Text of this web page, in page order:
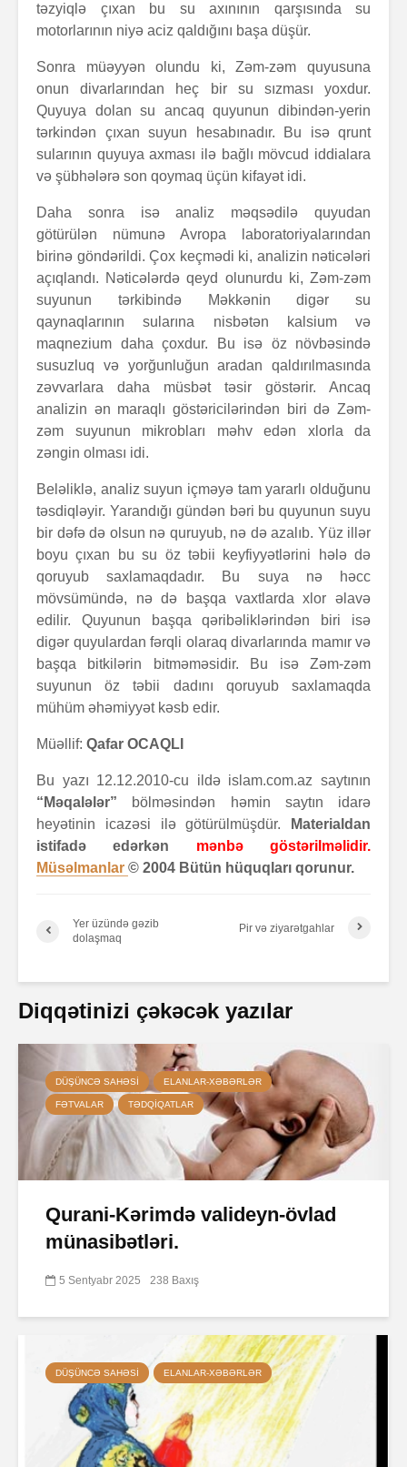
təzyiqlə çıxan bu su axınının qarşısında su
motorlarının niyə aciz qaldığını başa düşür.
Sonra müəyyən olundu ki, Zəm-zəm quyusuna
onun divarlarından heç bir su sızması yoxdur.
Quyuya dolan su ancaq quyunun dibindən-yerin
tərkindən çıxan suyun hesabınadır. Bu isə qrunt
sularının quyuya axması ilə bağlı mövcud iddialara
və şübhələrə son qoymaq üçün kifayət idi.
Daha sonra isə analiz məqsədilə quyudan
götürülən nümunə Avropa laboratoriyalarından
birinə göndərildi. Çox keçmədi ki, analizin nəticələri
açıqlandı. Nəticələrdə qeyd olunurdu ki, Zəm-zəm
suyunun tərkibində Məkkənin digər su
qaynaqlarının sularına nisbətən kalsium və
maqnezium daha çoxdur. Bu isə öz növbəsində
susuzluq və yorğunluğun aradan qaldırılmasında
zəvvarlara daha müsbət təsir göstərir. Ancaq
analizin ən maraqlı göstəricilərindən biri də Zəm-
zəm suyunun mikrobları məhv edən xlorla da
zəngin olması idi.
Beləliklə, analiz suyun içməyə tam yararlı olduğunu
təsdiqləyir. Yarandığı gündən bəri bu quyunun suyu
bir dəfə də olsun nə quruyub, nə də azalıb. Yüz illər
boyu çıxan bu su öz təbii keyfiyyətlərini hələ də
qoruyub saxlamaqdadır. Bu suya nə həcc
mövsümündə, nə də başqa vaxtlarda xlor əlavə
edilir. Quyunun başqa qəribəliklərindən biri isə
digər quyulardan fərqli olaraq divarlarında mamır və
başqa bitkilərin bitməməsidir. Bu isə Zəm-zəm
suyunun öz təbii dadını qoruyub saxlamaqda
mühüm əhəmiyyət kəsb edir.
Müəllif: Qafar OCAQLI
Bu yazı 12.12.2010-cu ildə islam.com.az saytının
“Məqalələr” bölməsindən həmin saytın idarə
heyətinin icazəsi ilə götürülmüşdür.
Materialdan
istifadə edərkən mənbə göstərilməlidir.
Müsəlmanlar © 2004 Bütün hüquqları qorunur.
Yer üzündə gəzib
dolaşmaq
Pir və ziyarətgahlar
Diqqətinizi çəkəcək yazılar
DÜŞÜNCƏ SAHƏSI ELANLAR-XƏBƏRLƏR
FƏTVALAR TƏDQIQATLAR
Qurani-Kərimdə valideyn-övlad
münasibətləri.
5 Sentyabr 2025 238 Baxış
DÜŞÜNCƏ SAHƏSI ELANLAR-XƏBƏRLƏR